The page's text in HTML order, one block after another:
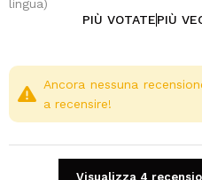
lingua)
PIÙ VOTATEPIÙ
Ancora nessuna
a recensire!
Visualizza 4